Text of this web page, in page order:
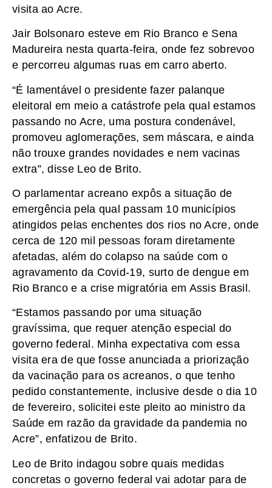
visita ao Acre.
Jair Bolsonaro esteve em Rio Branco e Sena
Madureira nesta quarta-feira, onde fez sobrevoo
e percorreu algumas ruas em carro aberto.
“É lamentável o presidente fazer palanque
eleitoral em meio a catástrofe pela qual estamos
passando no Acre, uma postura condenável,
promoveu aglomerações, sem máscara, e ainda
não trouxe grandes novidades e nem vacinas
extra”, disse Leo de Brito.
O parlamentar acreano expôs a situação de
emergência pela qual passam 10 municípios
atingidos pelas enchentes dos rios no Acre, onde
cerca de 120 mil pessoas foram diretamente
afetadas, além do colapso na saúde com o
agravamento da Covid-19, surto de dengue em
Rio Branco e a crise migratória em Assis Brasil.
“Estamos passando por uma situação
gravíssima, que requer atenção especial do
governo federal. Minha expectativa com essa
visita era de que fosse anunciada a priorização
da vacinação para os acreanos, o que tenho
pedido constantemente, inclusive desde o dia 10
de fevereiro, solicitei este pleito ao ministro da
Saúde em razão da gravidade da pandemia no
Acre”, enfatizou de Brito.
Leo de Brito indagou sobre quais medidas
concretas o governo federal vai adotar para de